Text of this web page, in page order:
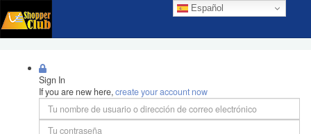
Español
Sign In
If you are new here,create your account now